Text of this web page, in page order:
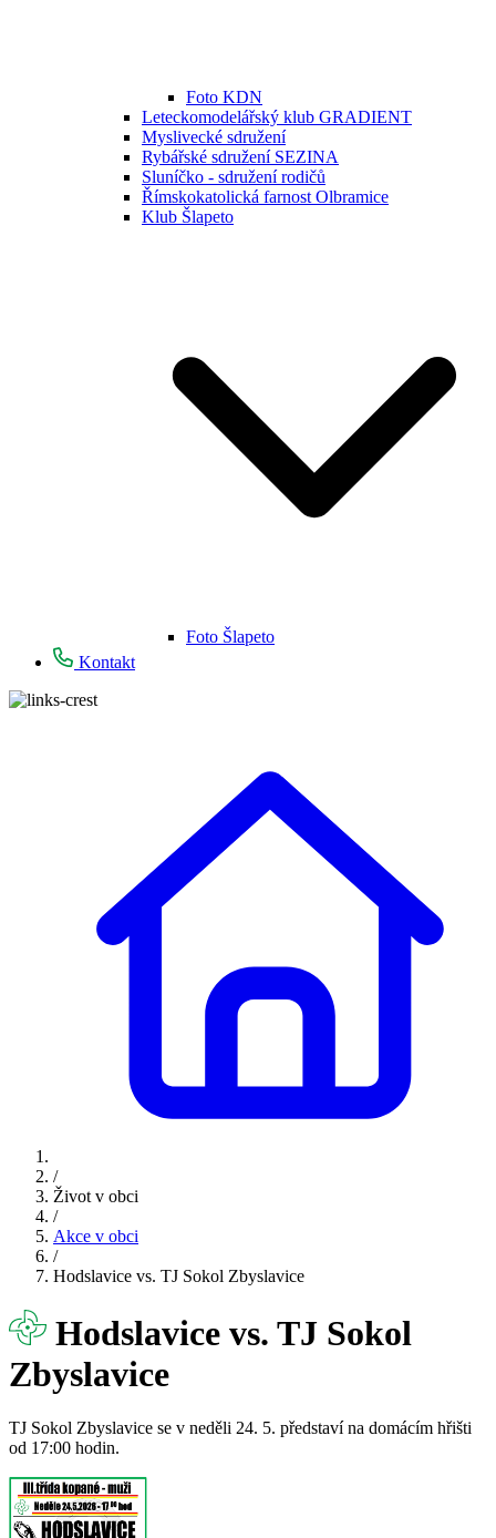
Foto KDN
Leteckomodelářský klub GRADIENT
Myslivecké sdružení
Rybářské sdružení SEZINA
Sluníčko - sdružení rodičů
Římskokatolická farnost Olbramice
Klub Šlapeto
Foto Šlapeto
Kontakt
/
Život v obci
/
Akce v obci
/
Hodslavice vs. TJ Sokol Zbyslavice
Hodslavice vs. TJ Sokol
Zbyslavice
TJ Sokol Zbyslavice se v neděli 24. 5. představí na domácím hřišti
od 17:00 hodin.